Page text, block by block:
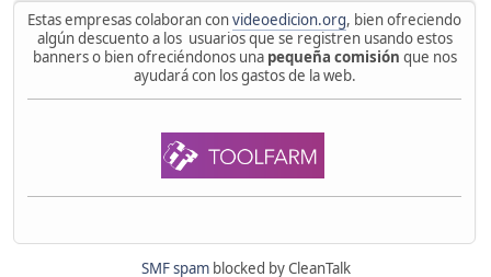
Estas empresas colaboran convideoedicion.org, bien ofreciendo
algún descuento a los usuarios que se registren usando estos
banners o bien ofreciéndonos una pequeña comisión que nos
ayudará con los gastos de la web.
SMF spamblocked by CleanTalk